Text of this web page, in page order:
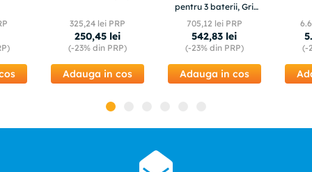
325,24lei PRP
250,45 lei
(-23%din PRP)
Adauga in cos
pentru 3 baterii, Gri
inchis
705,12 lei PRP
542,83 lei
(-23%din PRP)
Adauga in cos
6.
5
(-